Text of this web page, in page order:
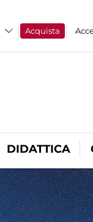
Acquista
DIDATTICA